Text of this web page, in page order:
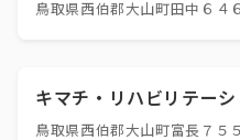
鳥取県西伯郡大山町田中６４
キマチ・リハビリテー
鳥取県西伯郡大山町富長７５